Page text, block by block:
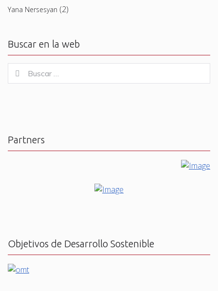
Yana Nersesyan (2)
Buscar en la web
for:
Buscar
Partners
Objetivos de Desarrollo Sostenible